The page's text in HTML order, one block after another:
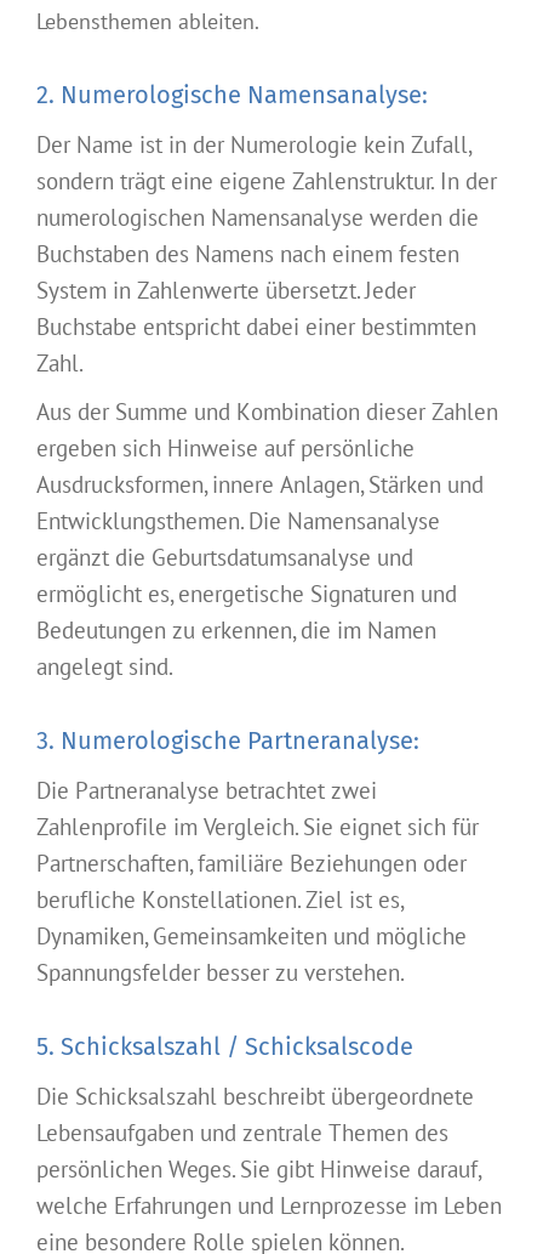
Lebensthemen ableiten.
2. Numerologische Namensanalyse:
Der Name ist in der Numerologie kein Zufall,
sondern trägt eine eigene Zahlenstruktur. In der
numerologischen Namensanalyse werden die
Buchstaben des Namens nach einem festen
System in Zahlenwerte übersetzt. Jeder
Buchstabe entspricht dabei einer bestimmten
Zahl.
Aus der Summe und Kombination dieser Zahlen
ergeben sich Hinweise auf persönliche
Ausdrucksformen, innere Anlagen, Stärken und
Entwicklungsthemen. Die Namensanalyse
ergänzt die Geburtsdatumsanalyse und
ermöglicht es, energetische Signaturen und
Bedeutungen zu erkennen, die im Namen
angelegt sind.
3. Numerologische Partneranalyse:
Die Partneranalyse betrachtet zwei
Zahlenprofile im Vergleich. Sie eignet sich für
Partnerschaften, familiäre Beziehungen oder
berufliche Konstellationen. Ziel ist es,
Dynamiken, Gemeinsamkeiten und mögliche
Spannungsfelder besser zu verstehen.
5. Schicksalszahl / Schicksalscode
Die Schicksalszahl beschreibt übergeordnete
Lebensaufgaben und zentrale Themen des
persönlichen Weges. Sie gibt Hinweise darauf,
welche Erfahrungen und Lernprozesse im Leben
eine besondere Rolle spielen können.